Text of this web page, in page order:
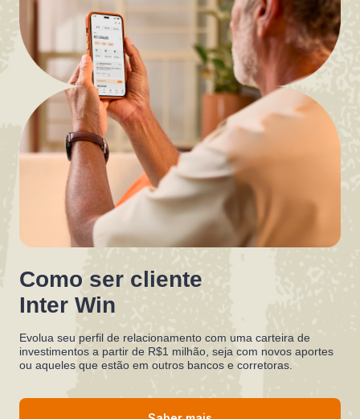
Como ser cliente
Inter Win
Evolua seu perfil de relacionamento com uma carteira de
investimentos a partir de R$1 milhão, seja com novos aportes
ou aqueles que estão em outros bancos e corretoras.